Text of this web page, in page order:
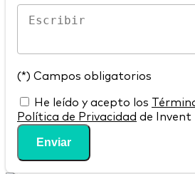
(*) Campos obligatorios
He leído y acepto los
Política de Privacidad de Invent
Enviar